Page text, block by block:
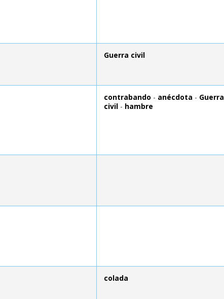
Guerra civil
contrabando - anécdota - Guerra
civil - hambre
colada